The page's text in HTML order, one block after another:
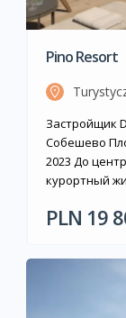
Pino Resort
Застройщик
Собешево
2023 До
курортный
улице
PLN 19